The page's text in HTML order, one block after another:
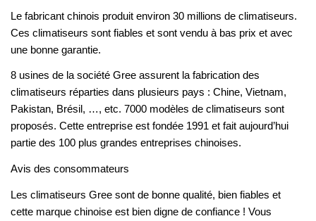
Le fabricant chinois produit environ 30 millions de climatiseurs.
Ces climatiseurs sont fiables et sont vendu à bas prix et avec
une bonne garantie.
8 usines de la société Gree assurent la fabrication des
climatiseurs réparties dans plusieurs pays : Chine, Vietnam,
Pakistan, Brésil, …, etc. 7000 modèles de climatiseurs sont
proposés. Cette entreprise est fondée 1991 et fait aujourd’hui
partie des 100 plus grandes entreprises chinoises.
Avis des consommateurs
Les climatiseurs Gree sont de bonne qualité, bien fiables et
cette marque chinoise est bien digne de confiance ! Vous